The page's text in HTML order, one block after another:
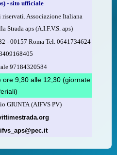
modello 730.
“Sostegno delle
sociale, delle associazioni
fiscale dell’A.I.F.V.S.:
fare
- sito ufficiale
Associazione Italiana
Strada aps (A.I.F.V.S. aps)
- 00157 Roma Tel. 0641734624
97184320584
ore 9,30 alle 12,30 (giornate
GIUNTA (AIFVS PV)